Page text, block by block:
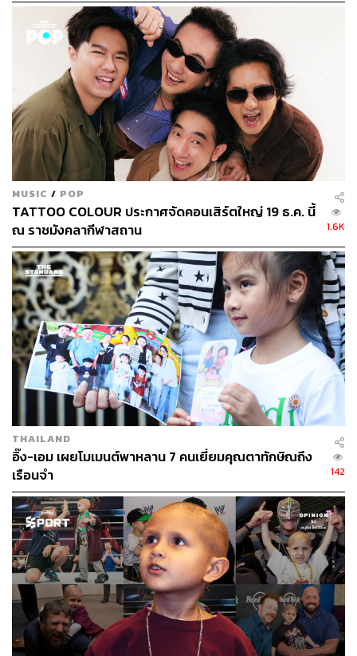
MUSIC / POP
TATTOO COLOUR ประกาศจัดคอนเสิร์ตใหญ่ 19 ธ.ค. นี้
ณ ราชมังคลากีฬาสถาน
1.6K
THAILAND
อิ๊ง-เอม เผยโมเมนต์พาหลาน 7 คนเยี่ยมคุณตาทักษิณถึง
เรือนจำ
142